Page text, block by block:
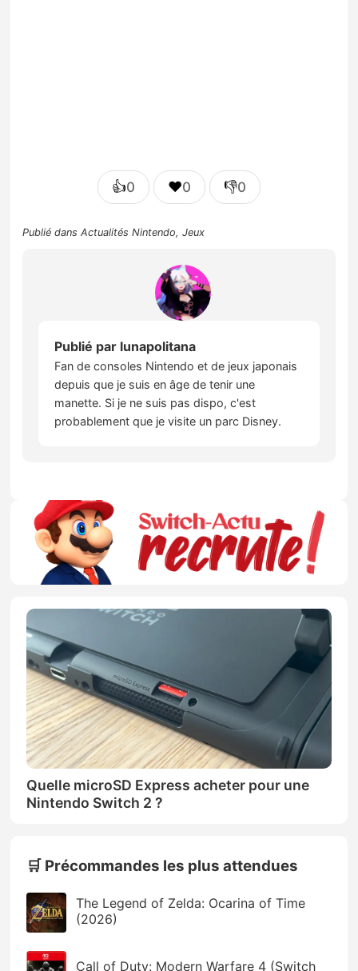
👍0 ❤️0 👎0
Publié dansActualités Nintendo,Jeux
Publié par lunapolitana
Fan de consoles Nintendo et de jeux japonais
depuis que je suis en âge de tenir une
manette. Si je ne suis pas dispo, c'est
probablement que je visite un parc Disney.
Quelle microSD Express acheter pour une
Nintendo Switch 2 ?
🛒 Précommandes les plus attendues
The Legend of Zelda: Ocarina of Time
(2026)
Call of Duty: Modern Warfare 4 (Switch